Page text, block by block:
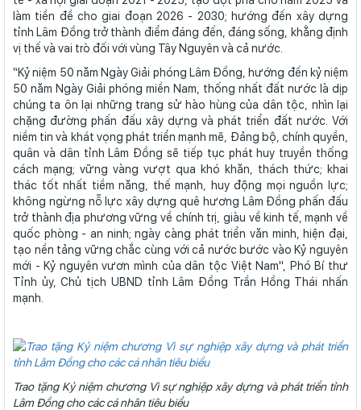
làm tiền đề cho giai đoạn 2026 - 2030; hướng đến xây dựng
tỉnh Lâm Đồng trở thành điểm đáng đến, đáng sống, khẳng định
vị thế và vai trò đối với vùng Tây Nguyên và cả nước.
“Kỷ niệm 50 năm Ngày Giải phóng Lâm Đồng, hướng đến kỷ niệm
50 năm Ngày Giải phóng miền Nam, thống nhất đất nước là dịp
chúng ta ôn lại những trang sử hào hùng của dân tộc, nhìn lại
chặng đường phấn đấu xây dựng và phát triển đất nước. Với
niềm tin và khát vọng phát triển mạnh mẽ, Ðảng bộ, chính quyền,
quân và dân tỉnh Lâm Đồng sẽ tiếp tục phát huy truyền thống
cách mạng; vững vàng vượt qua khó khăn, thách thức; khai
thác tốt nhất tiềm năng, thế mạnh, huy động mọi nguồn lực;
không ngừng nỗ lực xây dựng quê hương Lâm Đồng phấn đấu
trở thành địa phương vững về chính trị, giàu về kinh tế, mạnh về
quốc phòng - an ninh; ngày càng phát triển văn minh, hiện đại,
tạo nền tảng vững chắc cùng với cả nước bước vào Kỷ nguyên
mới - Kỷ nguyên vươn mình của dân tộc Việt Nam", Phó Bí thư
Tỉnh ủy, Chủ tịch UBND tỉnh Lâm Đồng Trần Hồng Thái nhấn
mạnh.
Trao tặng Kỷ niệm chương Vì sự nghiệp xây dựng và phát triển tỉnh
Lâm Đồng cho các cá nhân tiêu biểu